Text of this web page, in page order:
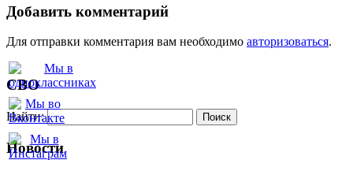
Добавить комментарий
Для отправки комментария вам необходимо авторизоваться.
СВО
Найти:
Новости